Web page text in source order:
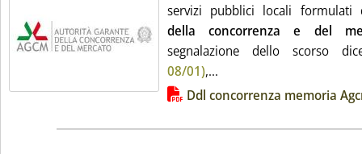
servizi pubblici locali formulati
della concorrenza e del
segnalazione dello scorso
08/01),...
Lista allegati PDF alla notiziaDdl concorrenza memoria